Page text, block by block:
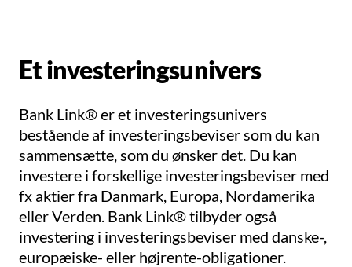
Et investeringsunivers
Bank Link® er et investeringsunivers
bestående af investeringsbeviser som du kan
sammensætte, som du ønsker det. Du kan
investere i forskellige investeringsbeviser med
fx aktier fra Danmark, Europa, Nordamerika
eller Verden. Bank Link® tilbyder også
investering i investeringsbeviser med danske-,
europæiske- eller højrente-obligationer.